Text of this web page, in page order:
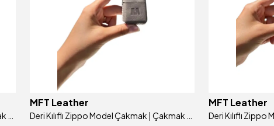
MFT Leather MFT Leather